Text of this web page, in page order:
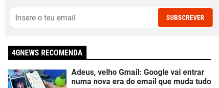
SUBSCREVER
4GNEWS RECOMENDA
Adeus, velho Gmail: Google vai entrar
numa nova era do email que muda tudo